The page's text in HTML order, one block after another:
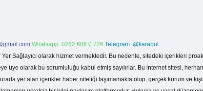
Whatsapp: 0262 606 0 726 Telegram: @karabul
Sağlayıcı olarak hizmet vermektedir. Bu nedenle, sitedeki içerikleri
üye olarak bu sorumluluğu kabul etmiş sayılırlar. Bu internet sitesi,
yer alan içerikler haber niteliği taşımamakta olup, gerçek kurum ve